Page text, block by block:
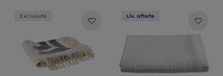
Exclusivité Liv. offerte